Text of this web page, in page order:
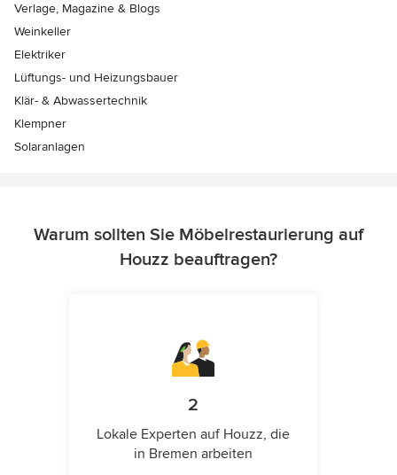
Verlage, Magazine & Blogs
Weinkeller
Elektriker
Lüftungs- und Heizungsbauer
Klär- & Abwassertechnik
Klempner
Solaranlagen
Warum sollten Sie Möbelrestaurierung auf
Houzz beauftragen?
2
Lokale Experten auf Houzz, die
in Bremen arbeiten